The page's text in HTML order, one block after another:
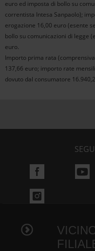
euro ed imposta di bollo su
correntista Intesa Sanpaolo);
erogazione 16,00 euro (esente
bollo su comunicazioni di legge
euro.
Importo prima rata
137,66 euro; importo rate
dovuto dal consumatore